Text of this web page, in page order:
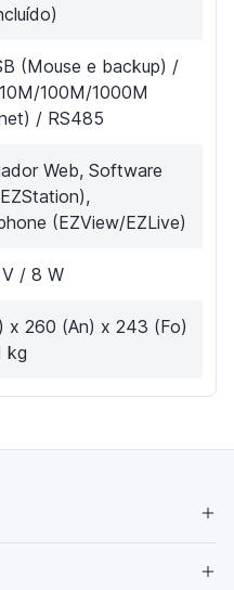
(Mouse e backup) /
100M/1000M
/ RS485
Web, Software
(EZView/EZLive)
V / 8 W
x 260 (An) x 243 (Fo)
kg